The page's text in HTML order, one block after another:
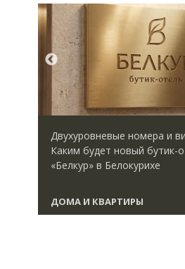
Двухуровневые номера и
Каким будет новый бутик-
«Белкур» в Белокурихе
ДОМА И КВАРТИРЫ